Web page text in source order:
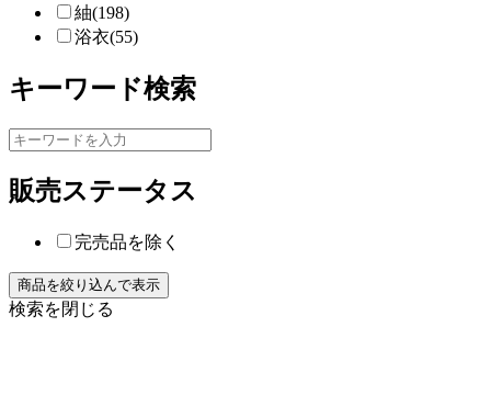
紬(198)
浴衣(55)
キーワード検索
販売ステータス
完売品を除く
検索を閉じる